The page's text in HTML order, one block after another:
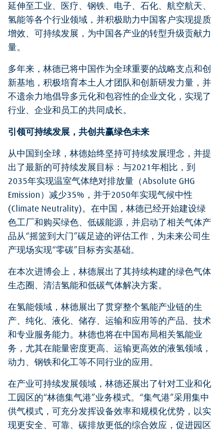
延伸至工业、医疗、钢铁、电子、石化、航空航天、
氢能等各个行业领域，并积极助力中国客户实现提质
增效、可持续发展，为中国各产业的转型升级贡献力
量。
多年来，林德已将中国作为全球重要的战略支点和创
新基地，积极培育本土人才团队和创新研发力量，并
不遗余力地倡导多元化和包容性的企业文化，实现了
行业、企业和员工的共同成长。
引领可持续发展，共创共赢绿色未来
从中国到全球，林德始终坚持可持续发展理念，并提
出了最新的可持续发展目标：与2021年相比，到
2035年实现温室气体绝对排放量（Absolute GHG
Emission）减少35%，并于2050年实现气候中性
(Climate Neutrality)。在中国，林德已经开始建设绿
色工厂和购买绿色、低碳能源，并启动了相关气体产
品从“摇篮到大门”碳足迹的评估工作，为未来公司生
产现场实现“零碳”目标夯实基础。
在本次进博会上，林德展出了其持续构建的绿色气体
生态圈、清洁氢能和低碳气体解决方案。
在氢能领域，林德展出了贯穿整个氢能产业链的生
产、纯化、液化、储存、运输和应用等的产品、技术
和专业服务能力。林德也将在中国布局相关氢能业
务，尤其在能量密度更高、运输更高效的液氢领域，
动力、钢铁和化工等不同行业的应用。
在产业可持续发展领域，林德还展出了针对工业和化
工园区的“林德集气港”业务模式。“集气港”采用集中
供气模式，可充分发挥设备效率和规模化优势，以实
现更安全、可靠、碳排放更低的综合效应，促进园区